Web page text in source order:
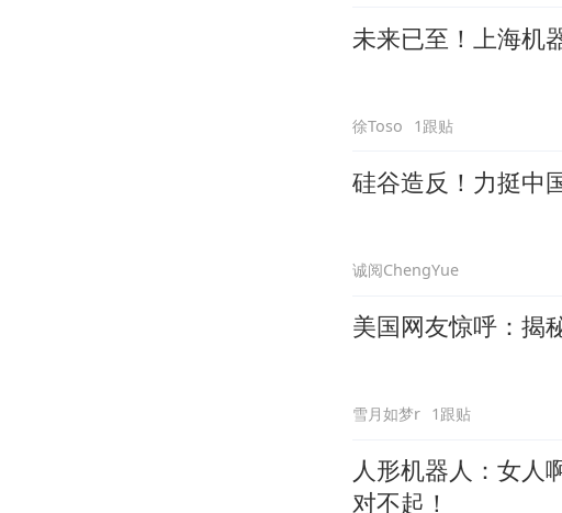
未来已至！上海机
徐Toso 1跟贴
硅谷造反！力挺中
诚阅ChengYue
美国网友惊呼：揭
雪月如梦r 1跟贴
人形机器人：女人
对不起！